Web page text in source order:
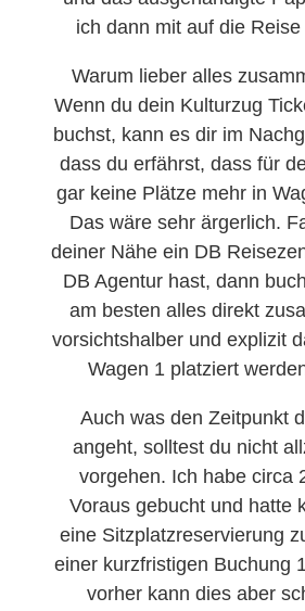
ich dann mit auf die
Warum lieber alles
Wenn du dein Kulturzug
buchst, kann es dir im
dass du erfährst, dass für
gar keine Plätze mehr in
Das wäre sehr ärgerlich.
deiner Nähe ein DB
DB Agentur hast, dann
am besten alles direkt
vorsichtshalber und explizit
Wagen 1 platziert
Auch was den Zeitpunkt
angeht, solltest du nicht
vorgehen. Ich habe circa
Voraus gebucht und hatte
eine Sitzplatzreservierung
einer kurzfristigen Buchung
vorher kann dies aber